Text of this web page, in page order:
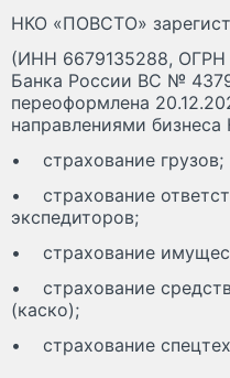
НКО «ПОВСТО»
(ИНН 6679135288, ОГРН
Банка России ВС № 4379
переоформлена
направлениями
• страхование грузов;
• страхование
экспедиторов;
• страхование
• страхование
(каско);
• страхование